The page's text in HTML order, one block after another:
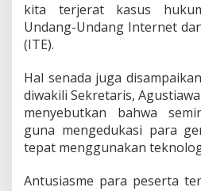
kita terjerat kasus
Undang-Undang Internet
(ITE).
Hal senada juga
diwakili Sekretaris,
menyebutkan bahwa
guna mengedukasi para
tepat menggunakan
Antusiasme para peserta